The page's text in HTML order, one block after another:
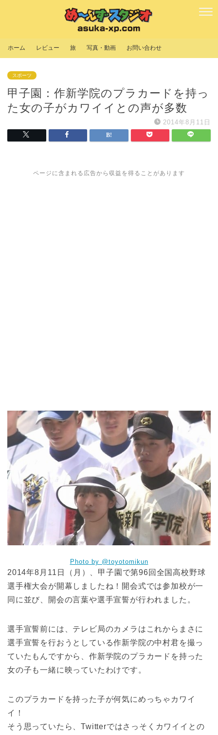
ホーム レビュー 旅 写真・動画 お問い合わせ
スポーツ
甲子園：作新学院のプラカードを持っ
た女の子がカワイイとの声が多数
2014年8月11日
ページに含まれる広告から収益を得ることがあります
Photo by @toyotomikun
2014年8月11日（月）、甲子園で第96回全国高校野球
選手権大会が開幕しましたね！開会式では参加校が一
同に並び、開会の言葉や選手宣誓が行われました。
選手宣誓前には、テレビ局のカメラはこれからまさに
選手宣誓を行おうとしている作新学院の中村君を撮っ
ていたもんですから、作新学院のプラカードを持った
女の子も一緒に映っていたわけです。
このプラカードを持った子が何気にめっちゃカワイ
イ！
そう思っていたら、Twitterではさっそくカワイイとの